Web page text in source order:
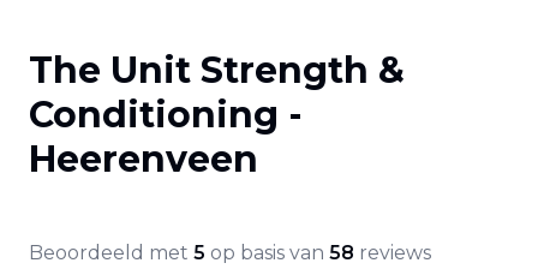
The Unit Strength &
Conditioning -
Heerenveen
Beoordeeld met 5 op basis van 58 reviews